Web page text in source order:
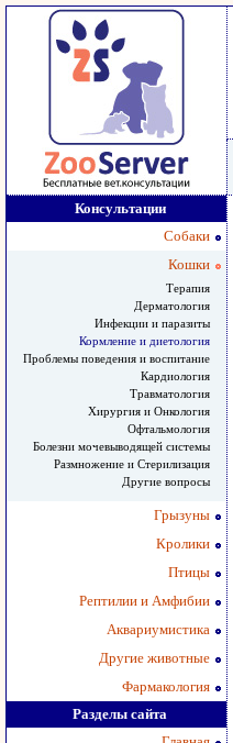
Консультации
Собаки
Кошки
Терапия
Дерматология
Инфекции и паразиты
Кормление и диетология
Проблемы поведения и воспитание
Кардиология
Травматология
Хирургия и Онкология
Офтальмология
Болезни мочевыводящей системы
Размножение и Стерилизация
Другие вопросы
Грызуны
Кролики
Птицы
Рептилии и Амфибии
Аквариумистика
Другие животные
Фармакология
Разделы сайта